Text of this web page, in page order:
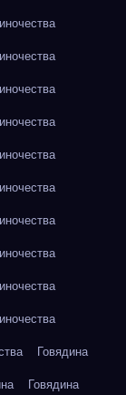
Говядина
Говядина